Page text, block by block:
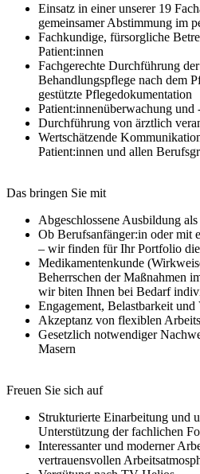
Einsatz in einer unserer 19
gemeinsamer Abstimmung im
Fachkundige, fürsorgliche
Patient:innen
Fachgerechte Durchführung
Behandlungspflege nach dem
gestützte Pflegedokumentation
Patient:innenüberwachung und
Durchführung von ärztlich
Wertschätzende
Patient:innen und allen
Das bringen Sie mit
Abgeschlossene Ausbildung
Ob Berufsanfänger:in oder mit
– wir finden für Ihr Portfolio die
Medikamentenkunde
Beherrschen der Maßnahmen
wir biten Ihnen bei Bedarf
Engagement, Belastbarkeit
Akzeptanz von flexiblen
Gesetzlich notwendiger
Masern
Freuen Sie sich auf
Strukturierte Einarbeitung und
Unterstützung der fachlichen
Interessanter und moderner
vertrauensvollen